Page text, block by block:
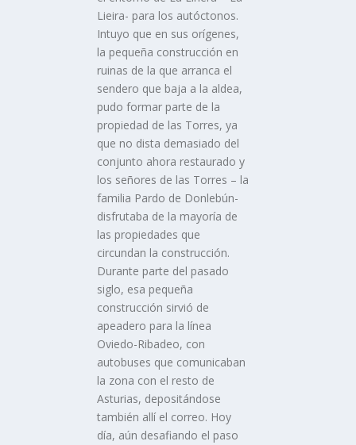
Lieira- para los autóctonos.
Intuyo que en sus orígenes,
la pequeña construcción en
ruinas de la que arranca el
sendero que baja a la aldea,
pudo formar parte de la
propiedad de las Torres, ya
que no dista demasiado del
conjunto ahora restaurado y
los señores de las Torres – la
familia Pardo de Donlebún-
disfrutaba de la mayoría de
las propiedades que
circundan la construcción.
Durante parte del pasado
siglo, esa pequeña
construcción sirvió de
apeadero para la línea
Oviedo-Ribadeo, con
autobuses que comunicaban
la zona con el resto de
Asturias, depositándose
también allí el correo. Hoy
día, aún desafiando el paso